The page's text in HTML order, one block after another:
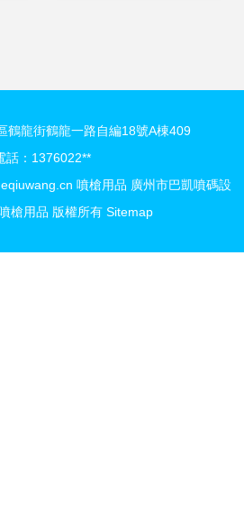
鶴龍街鶴龍一路自編18號A棟409
話：1376022**
噴槍用品 廣州市巴凱噴碼設
槍用品 版權所有 Sitemap